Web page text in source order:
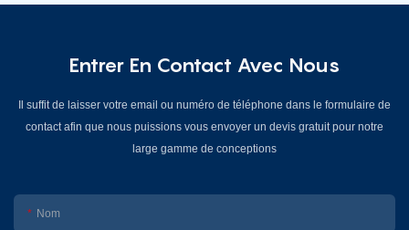
Entrer En Contact Avec Nous
Il suffit de laisser votre email ou numéro de téléphone dans le formulaire de
contact afin que nous puissions vous envoyer un devis gratuit pour notre
large gamme de conceptions
Nom